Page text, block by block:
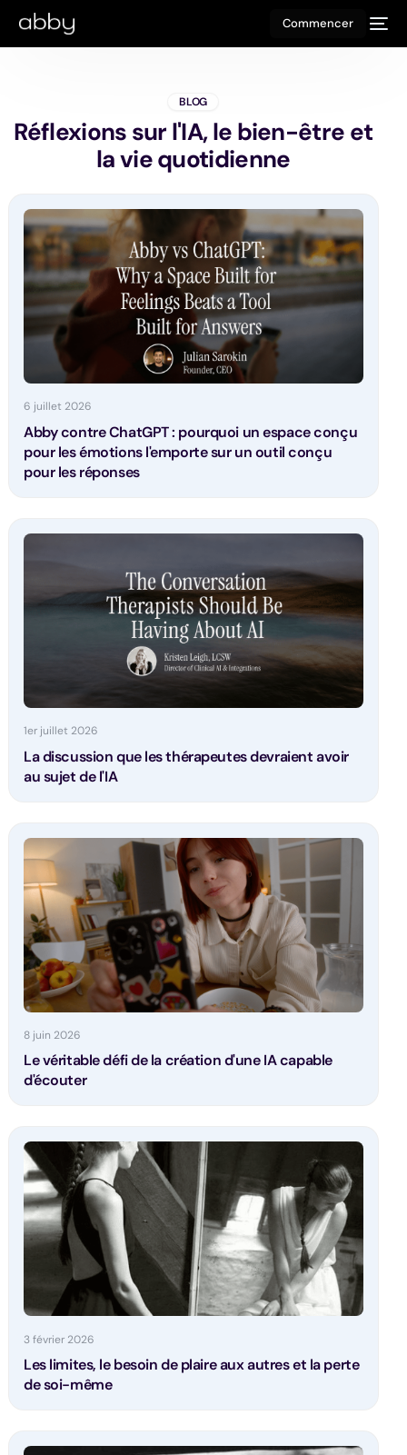
Commencer
BLOG
Réflexions sur l'IA, le bien-être et
la vie quotidienne
6 juillet 2026
Abby contre ChatGPT : pourquoi un espace conçu
pour les émotions l'emporte sur un outil conçu
pour les réponses
1er juillet 2026
La discussion que les thérapeutes devraient avoir
au sujet de l'IA
8 juin 2026
Le véritable défi de la création d'une IA capable
d'écouter
3 février 2026
Les limites, le besoin de plaire aux autres et la perte
de soi-même